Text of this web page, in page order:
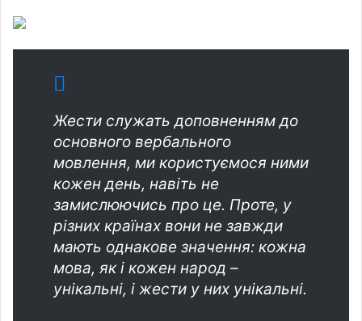
Жести служать доповненням до
основного вербального
мовлення, ми користуємося ними
кожен день, навіть не
замислюючись про це. Проте, у
різних країнах вони не завжди
мають однакове значення: кожна
мова, як і кожен народ –
унікальні, і жести у них унікальні.